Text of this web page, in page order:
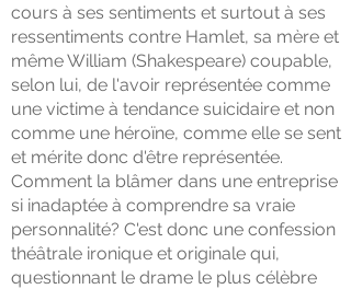
cours à ses sentiments et surtout à ses
ressentiments contre Hamlet, sa mère et
même William (Shakespeare) coupable,
selon lui, de l'avoir représentée comme
une victime à tendance suicidaire et non
comme une héroïne, comme elle se sent
et mérite donc d'être représentée.
Comment la blâmer dans une entreprise
si inadaptée à comprendre sa vraie
personnalité? C'est donc une confession
théâtrale ironique et originale qui,
questionnant le drame le plus célèbre